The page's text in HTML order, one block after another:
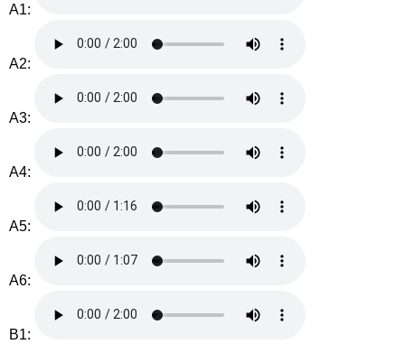
A1:
A2:
A3:
A4:
A5:
A6:
B1: